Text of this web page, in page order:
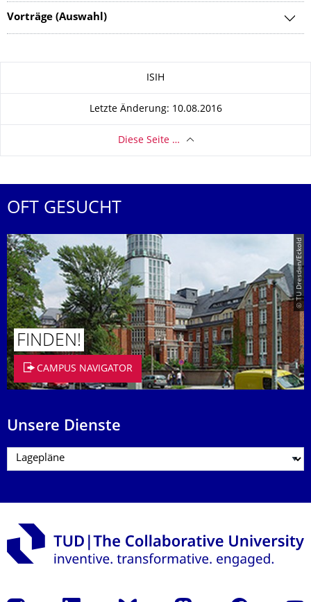
Vorträge (Auswahl)
ISIH
Letzte Änderung: 10.08.2016
Diese Seite …
OFT GESUCHT
© TU Dresden/Eckold
FINDEN!
CAMPUS NAVIGATOR
Unsere Dienste